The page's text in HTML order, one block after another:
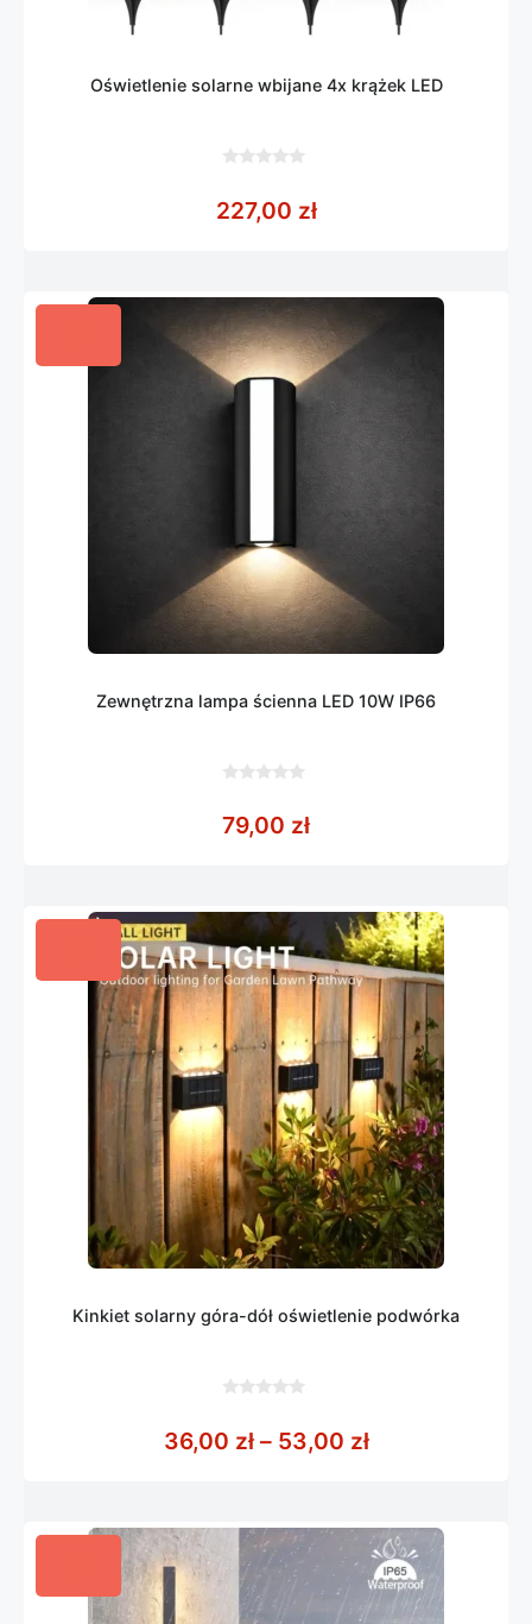
Oświetlenie solarne wbijane 4x krążek LED
5
227,00 zł
Zewnętrzna lampa ścienna LED 10W IP66
5
79,00 zł
Kinkiet solarny góra-dół oświetlenie podwórka
5
36,00 zł – 53,00 złZakres cen: